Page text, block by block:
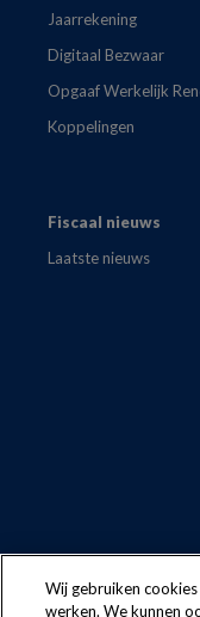
Jaarrekening
Digitaal Bezwaar
Opgaaf Werkelijk
Koppelingen
Fiscaal nieuws
Laatste nieuws
Wij gebruiken
werken. We kunnen